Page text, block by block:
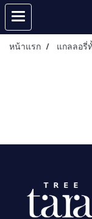
หน้าแรก แกลลอรี่